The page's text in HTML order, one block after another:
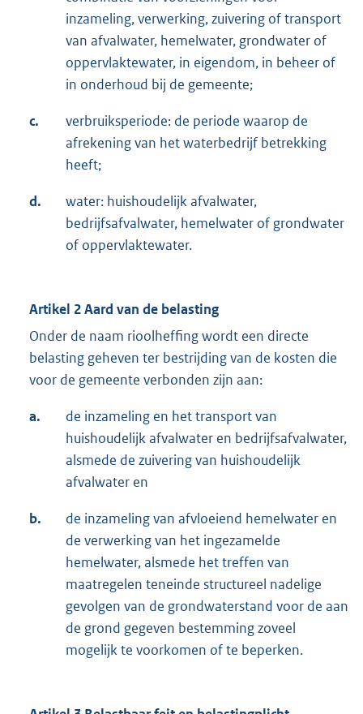
inzameling, verwerking, zuivering of transport
van afvalwater, hemelwater, grondwater of
oppervlaktewater, in eigendom, in beheer of
in onderhoud bij de gemeente;
c.
verbruiksperiode: de periode waarop de
afrekening van het waterbedrijf betrekking
heeft;
d.
water: huishoudelijk afvalwater,
bedrijfsafvalwater, hemelwater of grondwater
of oppervlaktewater.
Artikel 2 Aard van de belasting
Onder de naam rioolheffing wordt een directe
belasting geheven ter bestrijding van de kosten die
voor de gemeente verbonden zijn aan:
a.
de inzameling en het transport van
huishoudelijk afvalwater en bedrijfsafvalwater,
alsmede de zuivering van huishoudelijk
afvalwater en
b.
de inzameling van afvloeiend hemelwater en
de verwerking van het ingezamelde
hemelwater, alsmede het treffen van
maatregelen teneinde structureel nadelige
gevolgen van de grondwaterstand voor de aan
de grond gegeven bestemming zoveel
mogelijk te voorkomen of te beperken.